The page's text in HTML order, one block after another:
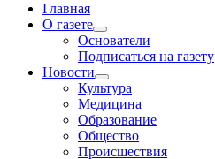
Главная
О газете
Основатели
Подписаться на газету
Новости
Культура
Медицина
Образование
Общество
Происшествия